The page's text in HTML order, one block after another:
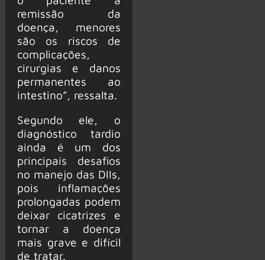
remissão da
doença, menores
são os riscos de
complicações,
cirurgias e danos
permanentes ao
intestino”, ressalta.
Segundo ele, o
diagnóstico tardio
ainda é um dos
principais desafios
no manejo das DIIs,
pois inflamações
prolongadas podem
deixar cicatrizes e
tornar a doença
mais grave e difícil
de tratar.